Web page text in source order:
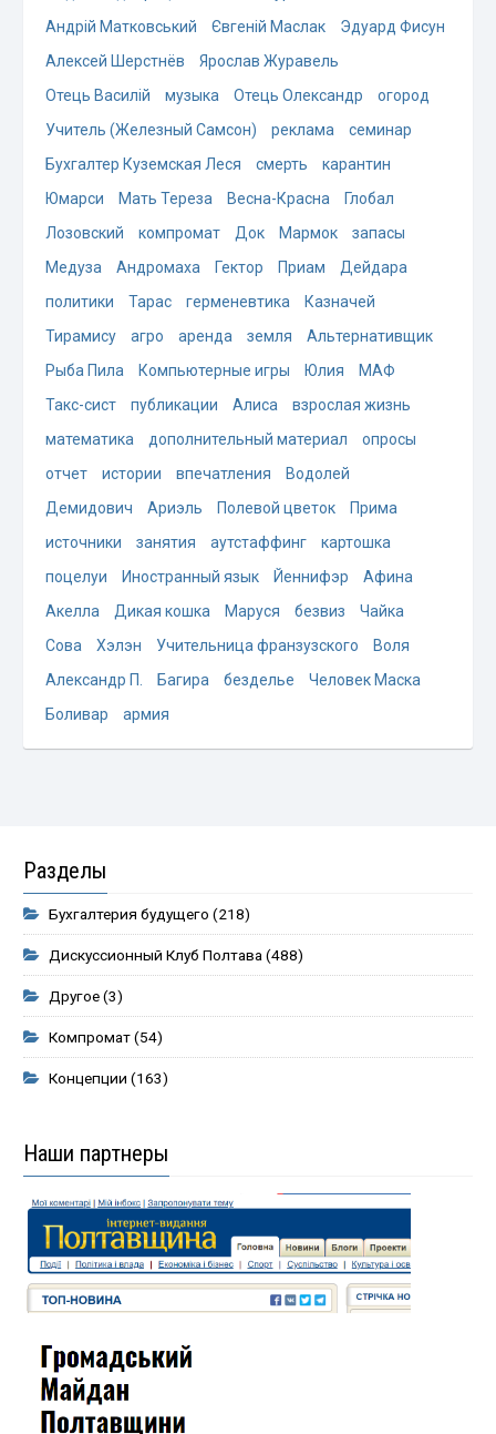
Андрій Матковський
Євгеній Маслак
Эдуард Фисун
Алексей Шерстнёв
Ярослав Журавель
Отець Василій
музыка Отець Олександр
огород
Учитель (Железный Самсон)
реклама
семинар
Бухгалтер Куземская Леся
смерть
карантин
Юмарси
Мать Тереза Весна-Красна
Глобал
Лозовский
компромат Док Мармок
запасы
Медуза
Андромаха Гектор Приам
Дейдара
политики
Тарас герменевтика
Казначей
Тирамису
агро аренда земля
Альтернативщик
Рыба Пила
Компьютерные игры Юлия
МАФ
Такс-сист
публикации Алиса
взрослая жизнь
математика
дополнительный материал
опросы
отчет
истории впечатления
Водолей
Демидович
Ариэль Полевой цветок
Прима
источники
занятия аутстаффинг
картошка
поцелуи
Иностранный язык Йеннифэр
Афина
Акелла
Дикая кошка Маруся безвиз
Чайка
Сова
Хэлэн Учительница франзузского
Воля
Александр П.
Багира безделье
Человек Маска
Боливар
армия
Разделы
Бухгалтерия будущего (218)
Дискуссионный Клуб Полтава(488)
Другое(3)
Компромат(54)
Концепции (163)
Наши партнеры